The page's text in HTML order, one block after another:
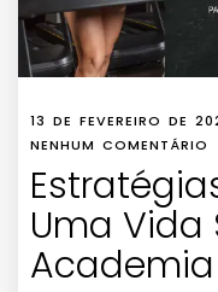
13 DE FEVEREIRO DE
NENHUM COMENTÁRIO
Uma Vida
Academia